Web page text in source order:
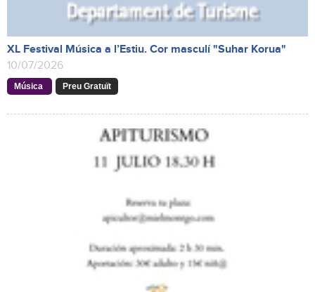
XL Festival Música a l’Estiu. Cor masculí "Suhar Korua"
10/07/2026
Música Preu Gratuït